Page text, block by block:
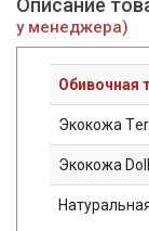
Описание
у менеджера)
Обивочная
Экокожа
Экокожа